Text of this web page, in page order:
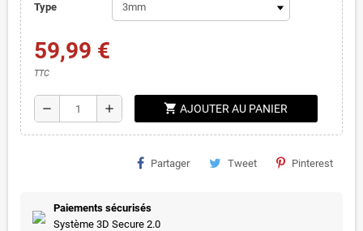
Type
59,99 €
TTC
remove add shopping_cart AJOUTER AU PANIER
Partager Tweet Pinterest
Paiements sécurisés
Système 3D Secure 2.0